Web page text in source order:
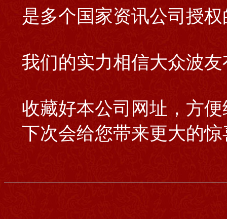
是多个国家资讯公司授
我们的实力相信大众波
收藏好本公司网址，方
下次会给您带来更大的惊